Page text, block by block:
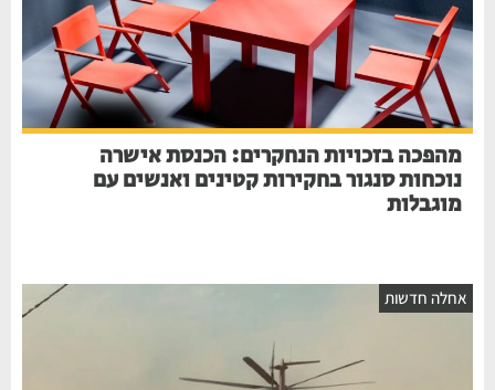
מהפכה בזכויות הנחקרים: הכנסת אישרה
נוכחות סנגור בחקירות קטינים ואנשים עם
מוגבלות
אחלה חדשות